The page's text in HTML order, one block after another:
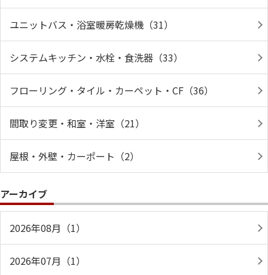
ユニットバス・浴室暖房乾燥機（31）
システムキッチン・水栓・食洗器（33）
フローリング・タイル・カーペット・CF（36）
間取り変更・和室・洋室（21）
屋根・外壁・カーポート（2）
アーカイブ
2026年08月（1）
2026年07月（1）